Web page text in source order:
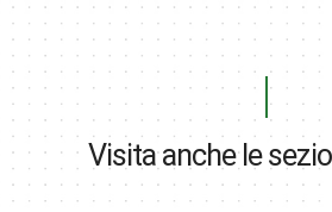
Visita anche le